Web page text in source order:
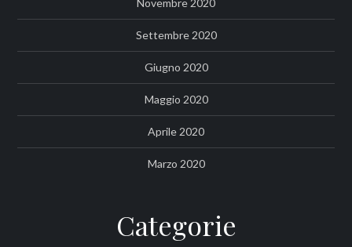
Settembre 2020
Giugno 2020
Maggio 2020
Aprile 2020
Marzo 2020
Categorie